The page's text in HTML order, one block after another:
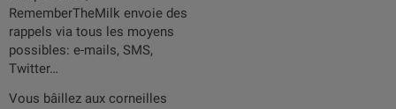
RememberTheMilk envoie des
rappels via tous les moyens
possibles: e-mails, SMS,
Twitter…
Vous bâillez aux corneilles